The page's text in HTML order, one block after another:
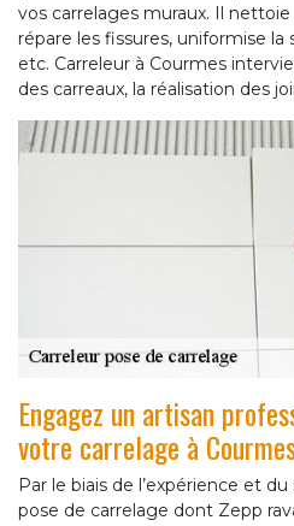
vos carrelages muraux. Il
répare les fissures, uniformise la
etc. Carreleur à Courmes
des carreaux, la réalisation des
Engagez un artisan
votre carrelage à
Par le biais de l’expérience et
pose de carrelage dont Zepp